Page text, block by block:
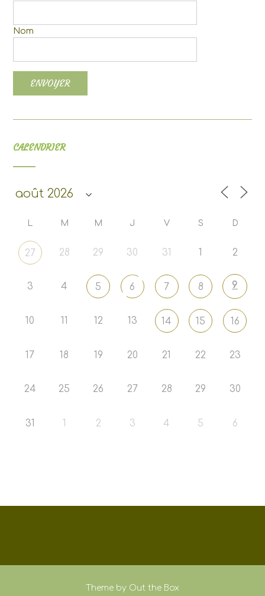
Nom
CALENDRIER
M M J V S D
27 28 29 30 31 1 2
3 4 5 6 7 8 9
10 11 12 13 14 15 16
17 18 19 20 21 22 23
24 25 26 27 28 29 30
31 1 2 3 4 5 6
Theme by Out the Box